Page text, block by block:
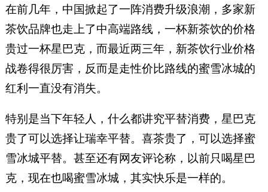
在前几年，中国掀起了一阵消费升级浪潮，多家新
茶饮品牌也走上了中高端路线，一杯新茶饮的价格
贵过一杯星巴克，而最近两三年，新茶饮行业价格
战卷得很厉害，反而是走性价比路线的蜜雪冰城的
红利一直没有消失。
特别是当下年轻人，什么都讲究平替消费，星巴克
贵了可以选择让瑞幸平替。喜茶贵了，可以选择蜜
雪冰城平替。甚至还有网友评论称，以前只喝星巴
克，现在也喝蜜雪冰城，其实快乐是一样的。